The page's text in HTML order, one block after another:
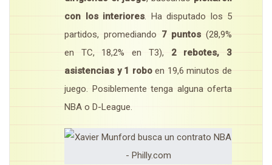
con los interiores. Ha disputado los 5
partidos, promediando 7 puntos (28,9%
en TC, 18,2% en T3), 2 rebotes, 3
asistencias y 1 roboen 19,6 minutos de
juego. Posiblemente tenga alguna oferta
NBA o D-League.